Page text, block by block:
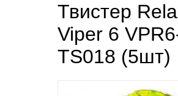
Твистер
Viper 6
TS018 (5шт)